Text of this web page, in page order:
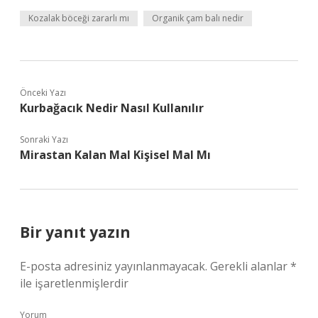
Kozalak böceği zararlı mı Organik çam balı nedir
Önceki Yazı
Kurbağacık Nedir Nasıl Kullanılır
Sonraki Yazı
Mirastan Kalan Mal Kişisel Mal Mı
Bir yanıt yazın
E-posta adresiniz yayınlanmayacak. Gerekli alanlar*
ile işaretlenmişlerdir
Yorum